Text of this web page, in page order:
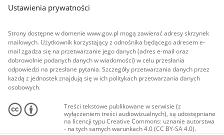
Ustawienia prywatności
Strony dostępne w domenie www.gov.pl mogą zawierać adresy skrzynek
mailowych. Użytkownik korzystający z odnośnika będącego adresem e-
mail zgadza się na przetwarzanie jego danych (adres e-mail oraz
dobrowolnie podanych danych w wiadomości) w celu przesłania
odpowiedzi na przesłane pytania. Szczegóły przetwarzania danych przez
każdą z jednostek znajdują się w ich politykach przetwarzania danych
osobowych.
Treści tekstowe publikowane w serwisie (z
wyłączeniem treści audiowizualnych), są udostępniane
na licencji typu Creative Commons: uznanie autorstwa
- na tych samych warunkach 4.0 (CC BY-SA 4.0).